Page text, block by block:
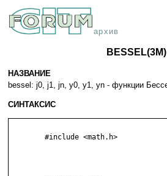
архив
BESSEL(3M)
НАЗВАНИЕ
bessel: j0, j1, jn, y0, y1, yn - функции
СИНТАКСИС